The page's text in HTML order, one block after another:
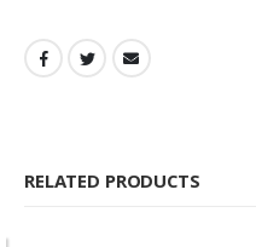
RELATED PRODUCTS